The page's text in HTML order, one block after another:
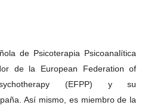
de Psicoterapia Psicoanalítica
de la European Federation of
(EFPP) y su
Así mismo, es miembro de la